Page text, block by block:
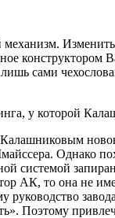
сами
у которой
Однако
АК, то она не
Поэтому